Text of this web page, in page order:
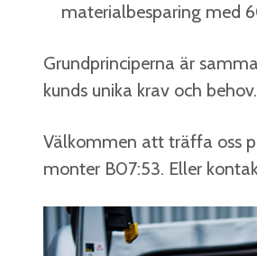
materialbesparing med
Grundprinciperna är
kunds unika krav och
Välkommen att träffa oss
monter B07:53. Eller